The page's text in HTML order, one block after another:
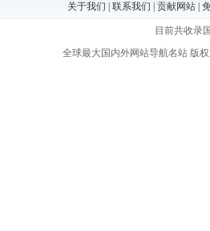
关于我们 联系我们 贡献网站
目前共收录
全球最大国内外网站导航名站版权